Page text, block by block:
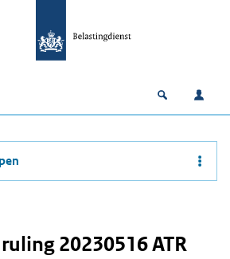
Open
20230516 ATR